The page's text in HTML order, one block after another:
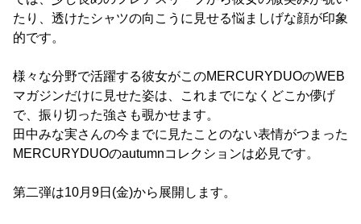
たり、透けたシャツの向こうに見せる悩ましげな顔が印象
的です。
様々な分野で活躍する彼女がこのMERCURYDUOのWEB
マガジンだけに見せた姿は、これまでになくどこか儚げ
で、振り切った強さも覗かせます。
田中みな実さんの今までに見たことのない表情がつまった
MERCURYDUOのautumnコレクションは必見です。
第二弾は10月9日(金)から展開します。